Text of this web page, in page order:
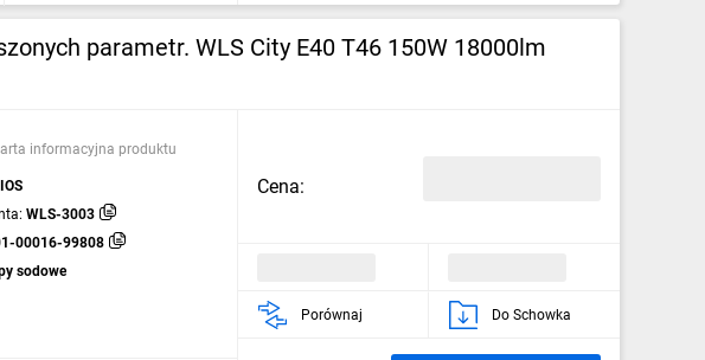
parametr. WLS City E40 T46 150W 18000lm
informacyjna produktu
WLS-3003
00016-99808
sodowe
Cena:
Porównaj Do Schowka